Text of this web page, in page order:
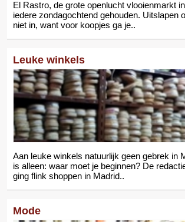
El Rastro, de grote openlucht vlooienmarkt
iedere zondagochtend gehouden. Uitslapen
niet in, want voor koopjes ga je..
Leuke winkels
Aan leuke winkels natuurlijk geen gebrek in
is alleen: waar moet je beginnen? De
ging flink shoppen in Madrid..
Mode